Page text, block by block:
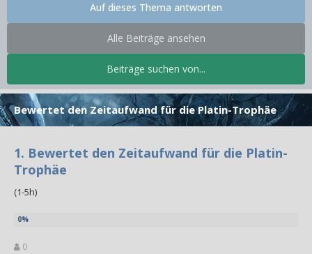
Beiträge suchen von...
Alle Beiträge ansehen
Auf dieses Thema antworten
Bewertet den Zeitaufwand für die Platin-Trophäe
1. Bewertet den Zeitaufwand für die Platin-
Trophäe
(1-5h)
0